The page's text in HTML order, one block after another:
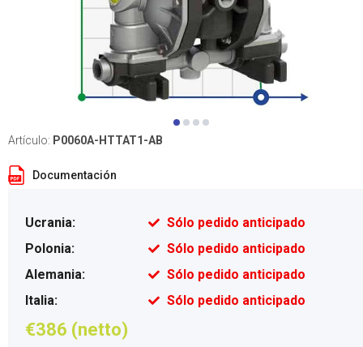
Artículo: P0060A-HTTAT1-AB
Documentación
Ucrania:
Sólo pedido anticipado
Polonia:
Sólo pedido anticipado
Alemania:
Sólo pedido anticipado
Italia:
Sólo pedido anticipado
€386 (netto)